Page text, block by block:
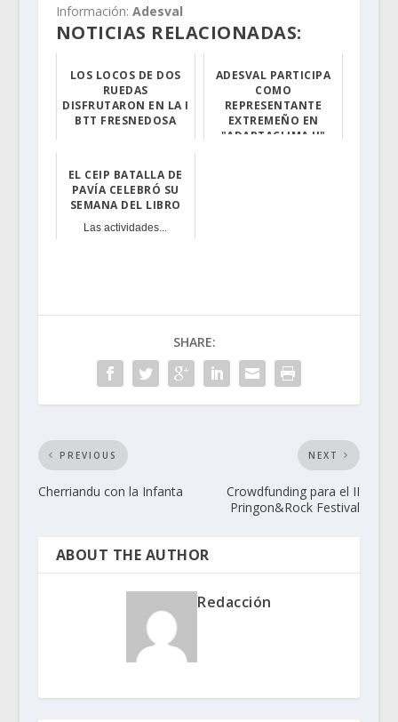
Información: Adesval
NOTICIAS RELACIONADAS:
LOS LOCOS DE DOS
RUEDAS
DISFRUTARON EN LA I
BTT FRESNEDOSA
ADESVAL PARTICIPA
COMO
REPRESENTANTE
EXTREMEÑO EN
"ADAPTACLIMA II"
EL CEIP BATALLA DE
PAVÍA CELEBRÓ SU
SEMANA DEL LIBRO
Las actividades...
SHARE:
PREVIOUS
Cherriandu con la Infanta
NEXT
Crowdfunding para el II
Pringon&Rock Festival
ABOUT THE AUTHOR
Redacción